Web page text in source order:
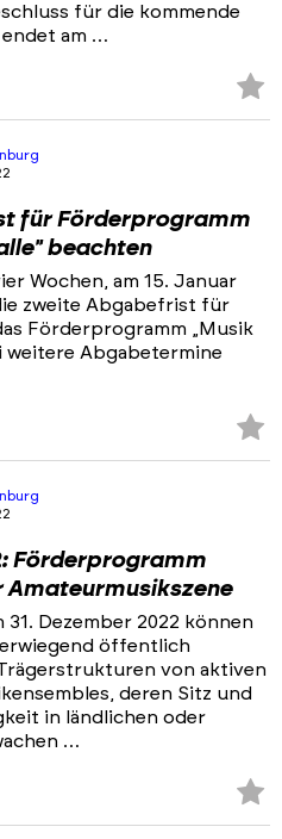
für die kommende
am …
für Förderprogramm
beachten
Wochen, am 15. Januar
zweite Abgabefrist für
Förderprogramm „Musik
weitere Abgabetermine
Förderprogramm
Amateurmusikszene
31. Dezember 2022 können
öffentlich
von aktiven
deren Sitz und
in ländlichen oder
…